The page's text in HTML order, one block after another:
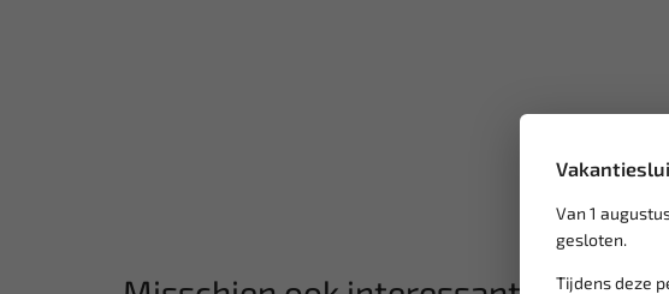
Van 1
gesloten.
Tijdens deze